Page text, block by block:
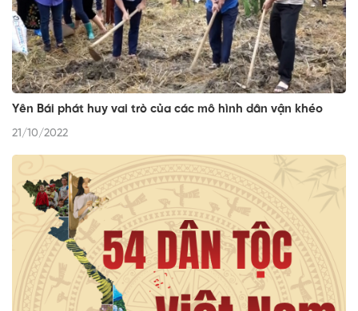
Yên Bái phát huy vai trò của các mô hình dân vận khéo
21/10/2022